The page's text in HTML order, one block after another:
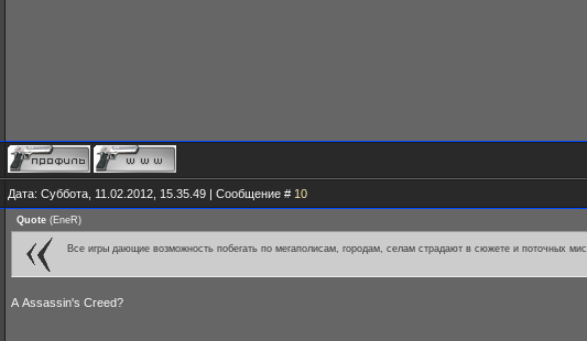
Дата: Суббота, 11.02.2012, 15.35.49 | Сообщение # 10
Quote (EneR)
Все игры дающие возможность побегать по мегаполисам, городам, селам страдают в сюжете и поточных
А Assassin's Creed?